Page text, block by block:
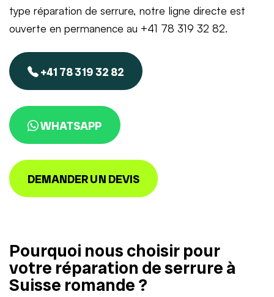
type réparation de serrure, notre ligne directe est
ouverte en permanence au +41 78 319 32 82.
+41 78 319 32 82
WHATSAPP
DEMANDER UN DEVIS
Pourquoi nous choisir pour
votre réparation de serrure à
Suisse romande ?